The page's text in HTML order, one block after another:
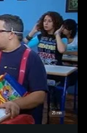
25 min